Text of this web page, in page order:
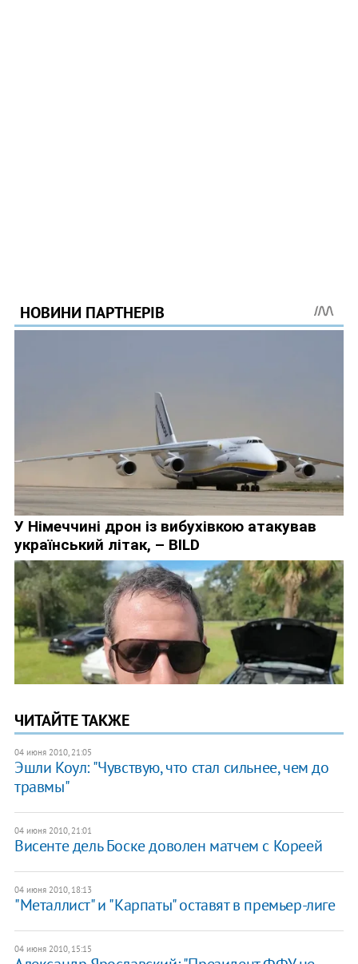
ЧИТАЙТЕ ТАКЖЕ
04 июня 2010, 21:05
Эшли Коул: "Чувствую, что стал сильнее, чем до
травмы"
04 июня 2010, 21:01
Висенте дель Боске доволен матчем с Кореей
04 июня 2010, 18:13
"Металлист" и "Карпаты" оставят в премьер-лиге
04 июня 2010, 15:15